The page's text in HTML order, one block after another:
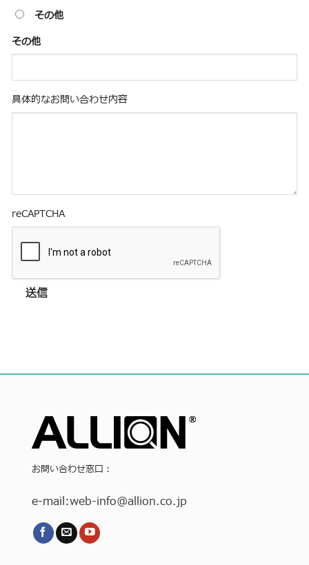
その他
その他
具体的なお問い合わせ内容
reCAPTCHA
送信
お問い合わせ窓口：
e-mail:web-info@allion.co.jp